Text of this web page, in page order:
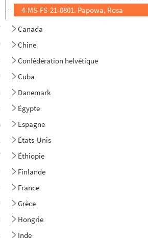
4-MS-FS-21-0801. Papowa, Rosa
Canada
Chine
Confédération helvétique
Cuba
Danemark
Égypte
Espagne
États-Unis
Éthiopie
Finlande
France
Grèce
Hongrie
Inde